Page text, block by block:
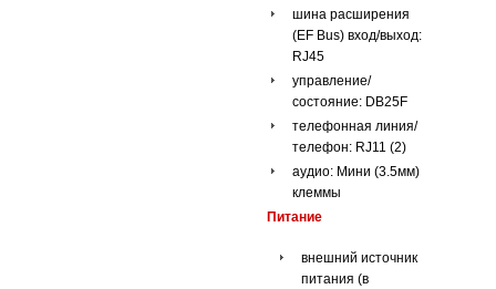
шина расширения
(EF Bus) вход/выход:
RJ45
управление/
состояние: DB25F
телефонная линия/
телефон: RJ11 (2)
аудио: Мини (3.5мм)
клеммы
Питание
внешний источник
питания (в